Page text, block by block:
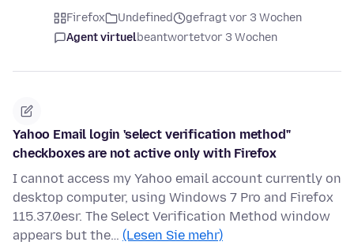
Firefox Undefined
gefragt vor 3 Wochen
Agent virtuelbeantwortetvor 3 Wochen
Yahoo Email login 'select verification method"
checkboxes are not active only with Firefox
I cannot access my Yahoo email account currently on
desktop computer, using Windows 7 Pro and Firefox
115.37.0esr. The Select Verification Method window
appears but the… (Lesen Sie mehr)